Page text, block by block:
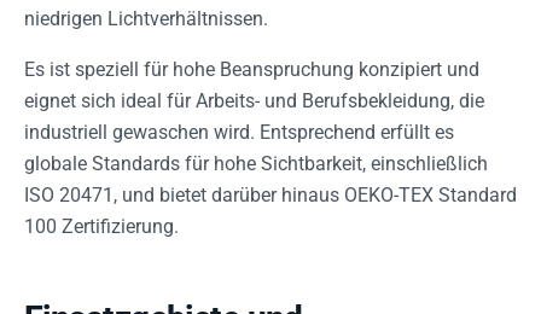
niedrigen Lichtverhältnissen.
Es ist speziell für hohe Beanspruchung konzipiert und
eignet sich ideal für Arbeits- und Berufsbekleidung, die
industriell gewaschen wird. Entsprechend erfüllt es
globale Standards für hohe Sichtbarkeit, einschließlich
ISO 20471, und bietet darüber hinaus OEKO-TEX Standard
100 Zertifizierung.